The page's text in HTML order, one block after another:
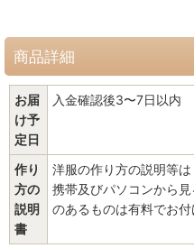
商品詳細
お届
け予
定日
入金確認後3〜7日以内
作り
方の
説明
書
洋服の作り方の説明等は
携帯及びパソコンから
のあるものは有料でお付